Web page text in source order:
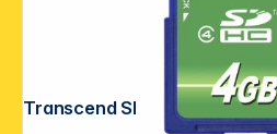
Transcend SDHC 4GB Class 4